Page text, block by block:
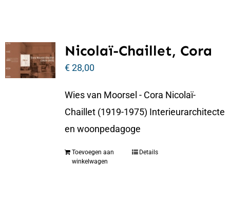
Nicolaï-Chaillet, Cora
€28,00
Wies van Moorsel - Cora Nicolaï-
Chaillet (1919-1975) Interieurarchitecte
en woonpedagoge
Toevoegen aan
winkelwagen
Details